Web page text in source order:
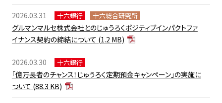
2026.03.31 十六銀行 十六総合研究所
グルマンマルセ株式会社とのじゅうろくポジティブインパクトファ
イナンス契約の締結について (1.2 MB)
2026.03.30 十六銀行
「億万長者のチャンス！じゅうろく定期預金キャンペーン」の実施に
ついて (88.3 KB)